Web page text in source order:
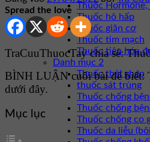
Thuốc
Thuốc hô hấp
Thuốc giãn cơ
Thuốc tim mạch
Thuốc tiêu hóa
Danh mục 2
Thuốc thải ghép
thuốc sát trùng
Thuốc chống
Thuốc chống
Thuốc chống co
Thuốc da liễu
Spread the love
TraCuuThuocTay chia sẻ:
BÌNH LUẬN cuối bài để biết:
dưới đây.
Mục lục